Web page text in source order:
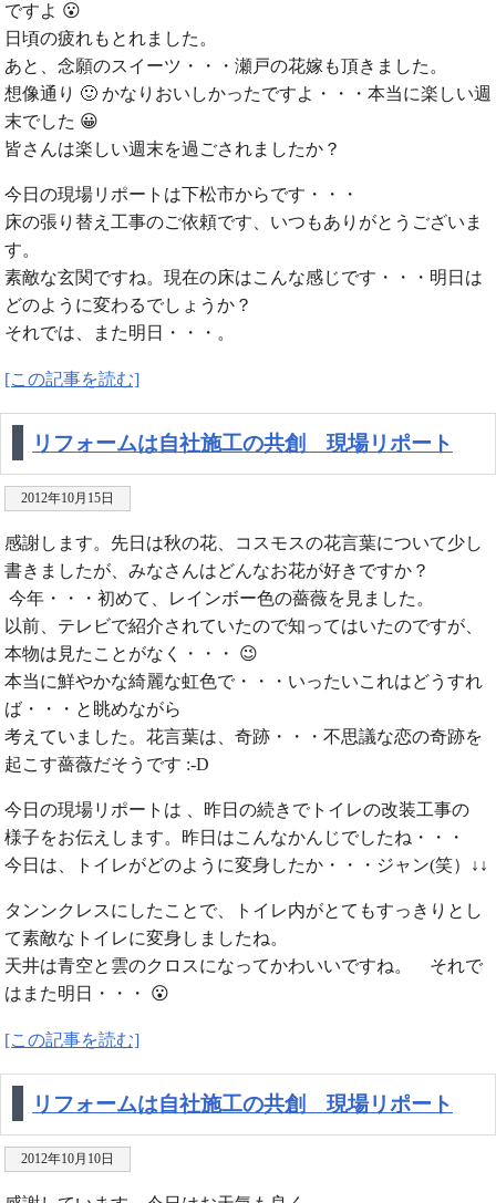
ですよ 😮
日頃の疲れもとれました。
あと、念願のスイーツ・・・瀬戸の花嫁も頂きました。
想像通り 🙂 かなりおいしかったですよ・・・本当に楽しい週
末でした 😀
皆さんは楽しい週末を過ごされましたか？
今日の現場リポートは下松市からです・・・
床の張り替え工事のご依頼です、いつもありがとうございま
す。
素敵な玄関ですね。現在の床はこんな感じです・・・明日は
どのように変わるでしょうか？
それでは、また明日・・・。
[この記事を読む]
リフォームは自社施工の共創 現場リポート
2012年10月15日
感謝します。先日は秋の花、コスモスの花言葉について少し
書きましたが、みなさんはどんなお花が好きですか？
今年・・・初めて、レインボー色の薔薇を見ました。
以前、テレビで紹介されていたので知ってはいたのですが、
本物は見たことがなく・・・ 😉
本当に鮮やかな綺麗な虹色で・・・いったいこれはどうすれ
ば・・・と眺めながら
考えていました。花言葉は、奇跡・・・不思議な恋の奇跡を
起こす薔薇だそうです :-D
今日の現場リポートは 、昨日の続きでトイレの改装工事の
様子をお伝えします。昨日はこんなかんじでしたね・・・
今日は、トイレがどのように変身したか・・・ジャン(笑）↓↓
タンンクレスにしたことで、トイレ内がとてもすっきりとし
て素敵なトイレに変身しましたね。
天井は青空と雲のクロスになってかわいいですね。 それで
はまた明日・・・ 😮
[この記事を読む]
リフォームは自社施工の共創 現場リポート
2012年10月10日